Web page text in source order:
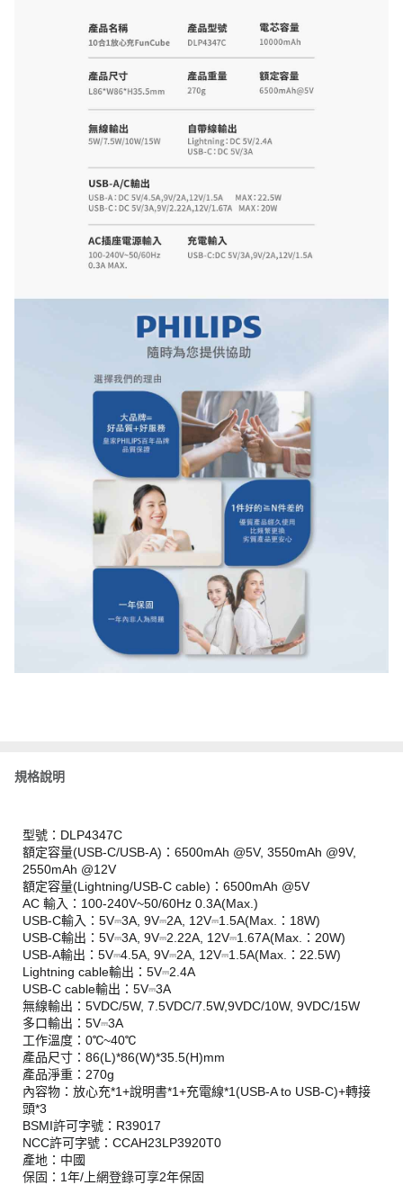
規格說明
型號：DLP4347C
額定容量(USB-C/USB-A)：6500mAh @5V, 3550mAh @9V,
2550mAh @12V
額定容量(Lightning/USB-C cable)：6500mAh @5V
AC 輸入：100-240V~50/60Hz 0.3A(Max.)
USB-C輸入：5V⎓3A, 9V⎓2A, 12V⎓1.5A(Max.：18W)
USB-C輸出：5V⎓3A, 9V⎓2.22A, 12V⎓1.67A(Max.：20W)
USB-A輸出：5V⎓4.5A, 9V⎓2A, 12V⎓1.5A(Max.：22.5W)
Lightning cable輸出：5V⎓2.4A
USB-C cable輸出：5V⎓3A
無線輸出：5VDC/5W, 7.5VDC/7.5W,9VDC/10W, 9VDC/15W
多口輸出：5V⎓3A
工作溫度：0℃~40℃
產品尺寸：86(L)*86(W)*35.5(H)mm
產品淨重：270g
內容物：放心充*1+說明書*1+充電線*1(USB-A to USB-C)+轉接
頭*3
BSMI許可字號：R39017
NCC許可字號：CCAH23LP3920T0
產地：中國
保固：1年/上網登錄可享2年保固